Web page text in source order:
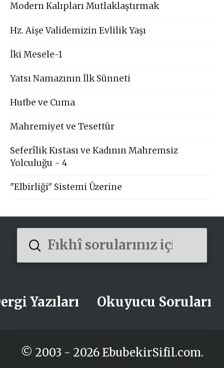
Modern Kalıpları Mutlaklaştırmak
Hz. Aişe Validemizin Evlilik Yaşı
İki Mesele-1
Yatsı Namazının İlk Sünneti
Hutbe ve Cuma
Mahremiyet ve Tesettür
Seferîlik Kıstası ve Kadının Mahremsiz
Yolculuğu - 4
"Elbirliği" Sistemi Üzerine
Search
Submit
Yazıları Okuyucu Soruları
© 2003 - 2026 EbubekirSifil.com.